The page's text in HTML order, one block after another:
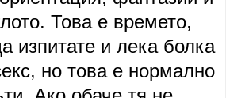
Това е времето,
изпитате и лека болка
но това е нормално